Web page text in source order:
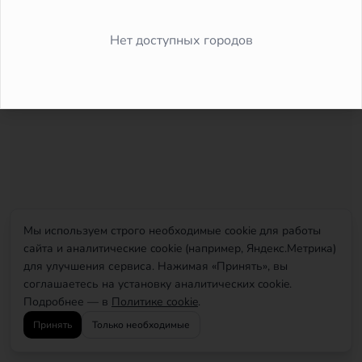
Мы используем строго необходимые cookie для работы
сайта и аналитические cookie (например, Яндекс.Метрика)
для улучшения сервиса. Нажимая «Принять», вы
соглашаетесь на установку аналитических cookie.
Подробнее — в Политике cookie.
Принять Только необходимые
Нет доступных городов